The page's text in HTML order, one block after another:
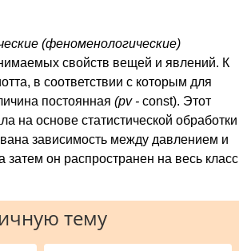
(феноменологические)
свойств вещей и явлений. К
в соответствии с которым для
посто­янная (pv - const). Этот
основе статистической обра­ботки
зависимость между давлением и
он распространен на весь класс
тему